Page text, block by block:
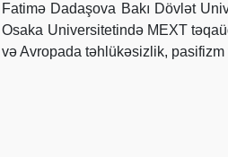
Fatimə Dadaşova Bakı Dövlət
Osaka Universitetində MEXT
və Avropada təhlükəsizlik,